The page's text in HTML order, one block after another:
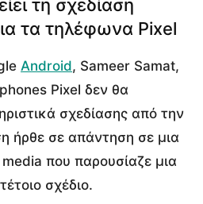
τη σχεδίαση
τα τηλέφωνα Pixel
Android, Sameer Samat,
Pixel δεν θα
σχεδίασης από την
ήρθε σε απάντηση σε μια
που παρουσίαζε μια
σχέδιο.